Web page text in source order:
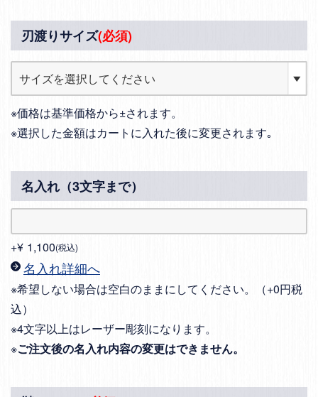
刃渡りサイズ(必須)
※価格は基準価格から±されます。
※選択した金額はカートに入れた後に変更されます｡
名入れ（3文字まで）
+¥ 1,100 税込
名入れ詳細へ
※希望しない場合は空白のままにしてください。（+0円税
込）
※4文字以上はレーザー彫刻になります。
※ご注文後の名入れ内容の変更はできません。